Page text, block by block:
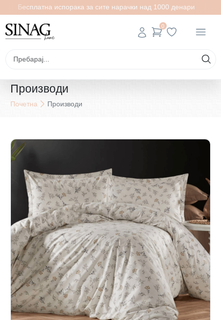
Бесплатна испорака за сите нарачки над 1000 денари
0
Производи
Почетна Производи